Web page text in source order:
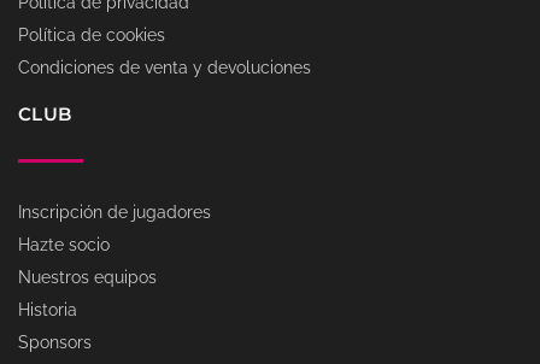
Política de cookies
Condiciones de venta y devoluciones
CLUB
Inscripción de jugadores
Hazte socio
Nuestros equipos
Historia
Sponsors